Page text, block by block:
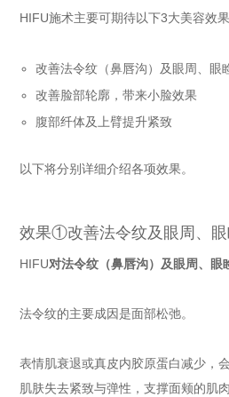
HIFU施术主要可期待以下3大美容效果
改善法令纹（鼻唇沟）及眼周、眼
改善脸部轮廓，带来小脸效果
腹部纤体及上臂提升紧致
以下将分别详细介绍各项效果。
效果①改善法令纹及眼周、
HIFU对法令纹（鼻唇沟）及眼周、眼
法令纹的主要成因是面部松弛。
表情肌衰退或真皮内胶原蛋白减少，
肌肤失去紧致与弹性，支撑面颊的肌